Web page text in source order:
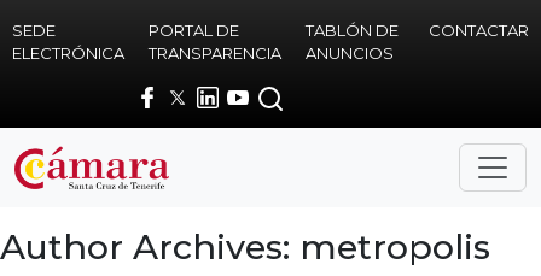
SEDE
ELECTRÓNICA
PORTAL DE
TRANSPARENCIA
TABLÓN DE
ANUNCIOS
CONTACTAR
Author Archives: metropolis